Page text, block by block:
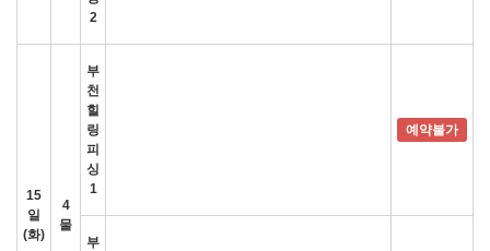
2
15
일
(화)
4
물
부
천
힐
링
피
싱
1
예약불가
부